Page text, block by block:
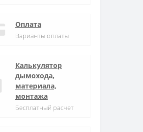
Оплата
Варианты оплаты
Калькулятор
дымохода,
материала,
монтажа
Бесплатный расчет